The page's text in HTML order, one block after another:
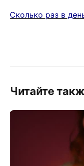
Сколько раз в
Читайте